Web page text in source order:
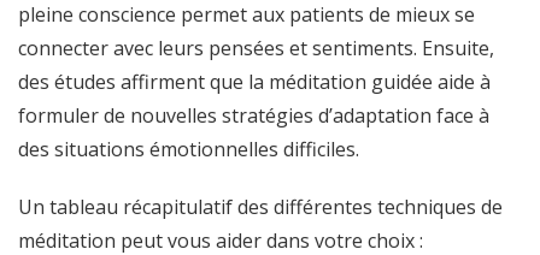
pleine conscience permet aux patients de mieux se
connecter avec leurs pensées et sentiments. Ensuite,
des études affirment que la méditation guidée aide à
formuler de nouvelles stratégies d’adaptation face à
des situations émotionnelles difficiles.
Un tableau récapitulatif des différentes techniques de
méditation peut vous aider dans votre choix :